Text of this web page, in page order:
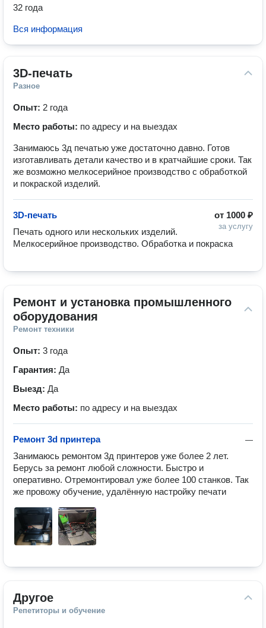
32 года
Вся информация
3D-печать
Разное
Опыт: 2 года
Место работы: по адресу и на выездах
Занимаюсь 3д печатью уже достаточно давно. Готов
изготавливать детали качество и в кратчайшие сроки. Так
же возможно мелкосерийное производство с обработкой
и покраской изделий.
от 1000 ₽
за услугу
3D-печать
Печать одного или нескольких изделий.
Мелкосерийное производство. Обработка и покраска
Ремонт и установка промышленного
оборудования
Ремонт техники
Опыт: 3 года
Гарантия: Да
Выезд: Да
Место работы: по адресу и на выездах
—
Ремонт 3d принтера
Занимаюсь ремонтом 3д принтеров уже более 2 лет.
Берусь за ремонт любой сложности. Быстро и
оперативно. Отремонтировал уже более 100 станков. Так
же провожу обучение, удалённую настройку печати
Другое
Репетиторы и обучение